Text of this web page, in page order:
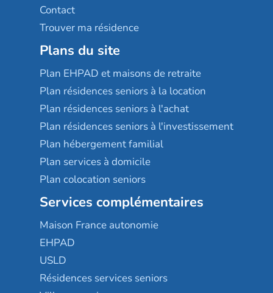
Contact
Trouver ma résidence
Plans du site
Plan EHPAD et maisons de retraite
Plan résidences seniors à la location
Plan résidences seniors à l'achat
Plan résidences seniors à l'investissement
Plan hébergement familial
Plan services à domicile
Plan colocation seniors
Services complémentaires
Maison France autonomie
EHPAD
USLD
Résidences services seniors